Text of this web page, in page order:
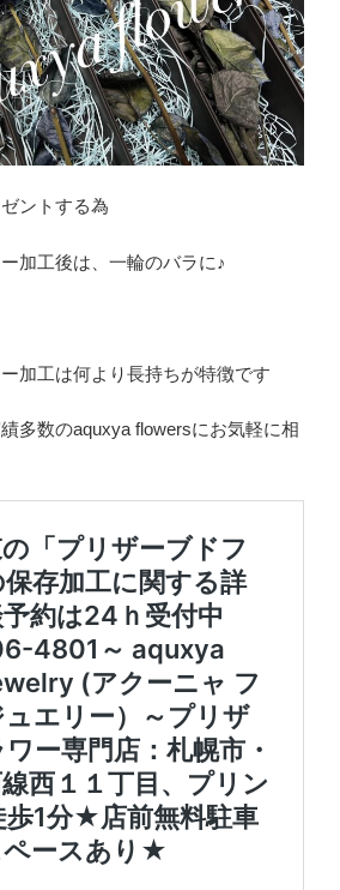
ントする為
加工後は、一輪のバラに♪
加工は何より長持ちが特徴です
多数のaquxya flowersにお気軽に相